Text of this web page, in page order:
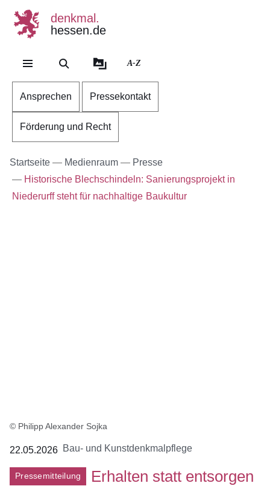
denkmal.
hessen.de
A-Z
Ansprechen Pressekontakt
Förderung und Recht
Startseite Medienraum
Presse
Historische Blechschindeln: Sanierungsprojekt in
Niederurff steht für nachhaltige Baukultur
© Philipp Alexander Sojka
22.05.2026 Bau- und Kunstdenkmalpflege
Pressemitteilung
Erhalten statt entsorgen